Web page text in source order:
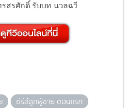
สรศักดิ์ รับบท นวลฉวี
ซีรีส์ลูกผู้ชาย ตอนแรก